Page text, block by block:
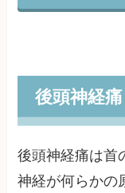
後頭神経
後頭神経痛は首
神経が何らかの